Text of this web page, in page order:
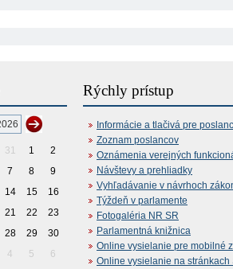
31 1
2
7 8
9
14 15
16
21 22
23
28 29
30
4 5 6
Rýchly prístup
Informácie a tlačivá pre
Zoznam poslancov
Oznámenia verejných
Návštevy a prehliadky
Vyhľadávanie v návrhoch
Týždeň v parlamente
Fotogaléria NR SR
Parlamentná knižnica
Online vysielanie pre mobilné
Online vysielanie na stránkach